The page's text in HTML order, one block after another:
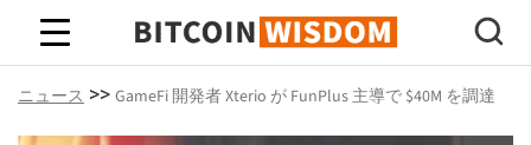
ビットコインの知恵
ニュース >> GameFi 開発者 Xterio が FunPlus 主導で $40M を調達